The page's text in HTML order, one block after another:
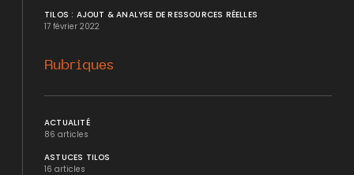
TILOS : AJOUT & ANALYSE DE RESSOURCES RÉELLES
17 février 2022
Rubriques
ACTUALITÉ
86 articles
ASTUCES TILOS
16 articles